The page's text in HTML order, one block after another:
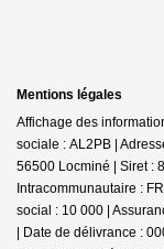
Mentions légales
Affichage des
sociale : AL2PB |
56500 Locminé | Siret :
Intracommunautaire :
social : 10 000 |
| Date de délivrance :